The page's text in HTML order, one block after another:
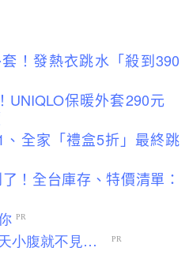
！發熱衣跳水「殺到390
UNIQLO保暖外套290元
全家「禮盒5折」最終跳
！全台庫存、特價清單：